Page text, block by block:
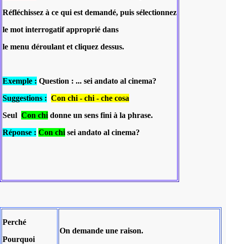
Réfléchissez à ce qui est demandé, puis sélectionnez
le mot interrogatif approprié dans
le menu déroulant et cliquez dessus.
Exemple : Question : ... sei andato al cinema?
Suggestions : Con chi - chi - che cosa
Seul Con chi donne un sens fini à la phrase.
Réponse : Con chi sei andato al cinema?
Perché
Pourquoi
On demande une raison.